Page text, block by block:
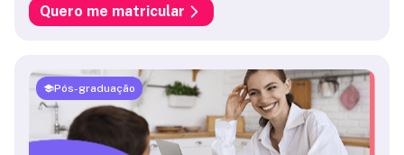
Quero me matricular
Pós-graduação